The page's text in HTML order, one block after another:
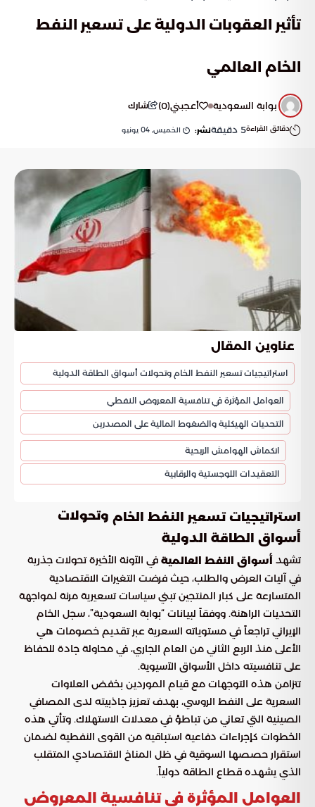
تأثير العقوبات الدولية على تسعير النفط
الخام العالمي
بوابة السعودية أعجبني(
0
) شارك
دقائق القراءة5 دقيقةنشر: الخميس, 04 يونيو
عناوين المقال
استراتيجيات تسعير النفط الخام وتحولات أسواق الطاقة الدولية
العوامل المؤثرة في تنافسية المعروض النفطي
التحديات الهيكلية والضغوط المالية على المصدرين
انكماش الهوامش الربحية
التعقيدات اللوجستية والرقابية
استراتيجيات تسعير النفط الخام وتحولات
أسواق الطاقة الدولية
تشهد أسواق النفط العالمية في الآونة الأخيرة تحولات جذرية
في آليات العرض والطلب، حيث فرضت التغيرات الاقتصادية
المتسارعة على كبار المنتجين تبني سياسات تسعيرية مرنة لمواجهة
التحديات الراهنة. ووفقاً لبيانات “بوابة السعودية”، سجل الخام
الإيراني تراجعاً في مستوياته السعرية عبر تقديم خصومات هي
الأعلى منذ الربع الثاني من العام الجاري، في محاولة جادة للحفاظ
على تنافسيته داخل الأسواق الآسيوية.
تتزامن هذه التوجهات مع قيام الموردين بخفض العلاوات
السعرية على النفط الروسي، بهدف تعزيز جاذبيته لدى المصافي
الصينية التي تعاني من تباطؤ في معدلات الاستهلاك. وتأتي هذه
الخطوات كإجراءات دفاعية استباقية من القوى النفطية لضمان
استقرار حصصها السوقية في ظل المناخ الاقتصادي المتقلب
الذي يشهده قطاع الطاقة دولياً.
العوامل المؤثرة في تنافسية المعروض